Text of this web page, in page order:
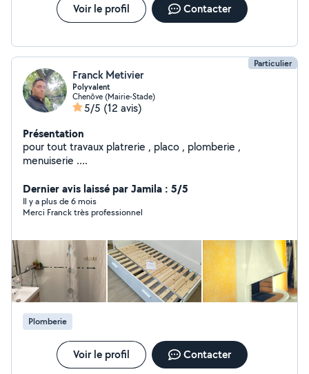
Voir le profil Contacter
Particulier
Franck Metivier
Polyvalent
Chenôve (Mairie-Stade)
5/5 (12 avis)
Présentation
pour tout travaux platrerie , placo , plomberie ,
menuiserie ....
Dernier avis laissé par Jamila : 5/5
Il y a plus de 6 mois
Merci Franck très professionnel
Plomberie
Voir le profil Contacter